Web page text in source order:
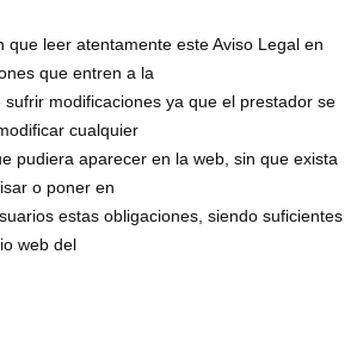
que leer atentamente este Aviso Legal en
que entren a la
modificaciones ya que el prestador se
cualquier
pudiera aparecer en la web, sin que exista
o poner en
estas obligaciones, siendo suficientes
web del